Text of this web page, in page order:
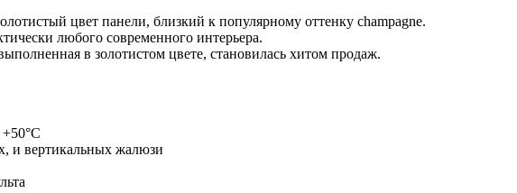
цвет панели, близкий к популярному оттенку champagne.
любого современного интерьера.
в золотистом цвете, становилась хитом продаж.
+50°С
и вертикальных жалюзи